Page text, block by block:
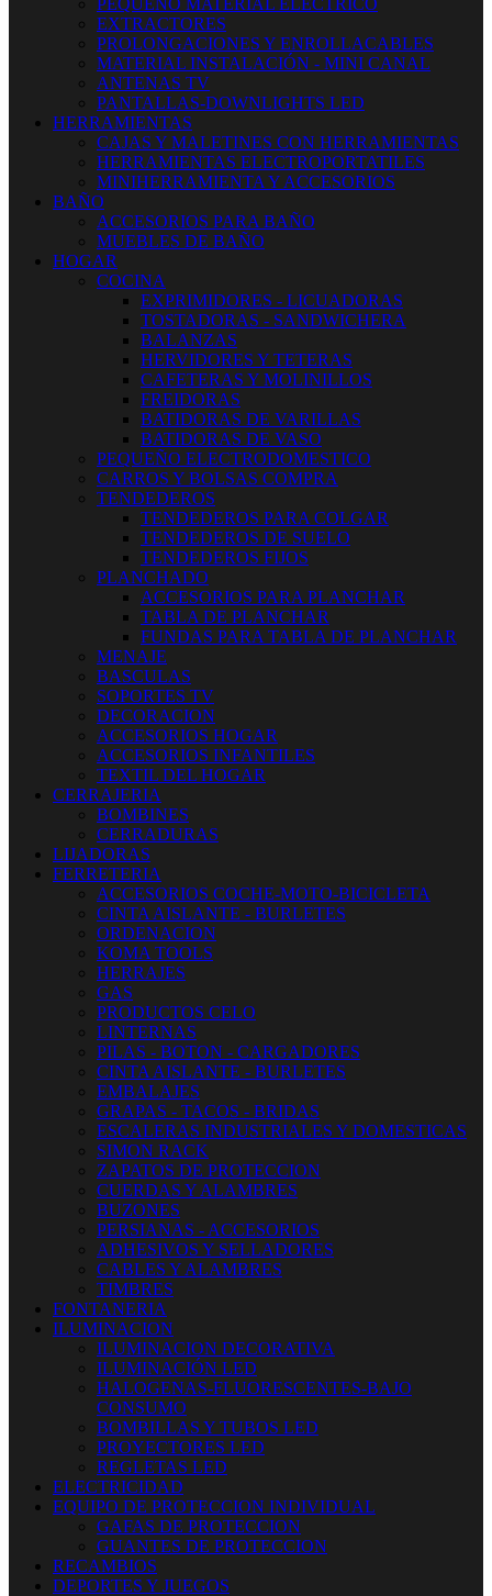
PEQUEÑO MATERIAL ELECTRICO
EXTRACTORES
PROLONGACIONES Y ENROLLACABLES
MATERIAL INSTALACIÓN - MINI CANAL
ANTENAS TV
PANTALLAS-DOWNLIGHTS LED
HERRAMIENTAS
CAJAS Y MALETINES CON HERRAMIENTAS
HERRAMIENTAS ELECTROPORTATILES
MINIHERRAMIENTA Y ACCESORIOS
BAÑO
ACCESORIOS PARA BAÑO
MUEBLES DE BAÑO
HOGAR
COCINA
EXPRIMIDORES - LICUADORAS
TOSTADORAS - SANDWICHERA
BALANZAS
HERVIDORES Y TETERAS
CAFETERAS Y MOLINILLOS
FREIDORAS
BATIDORAS DE VARILLAS
BATIDORAS DE VASO
PEQUEÑO ELECTRODOMESTICO
CARROS Y BOLSAS COMPRA
TENDEDEROS
TENDEDEROS PARA COLGAR
TENDEDEROS DE SUELO
TENDEDEROS FIJOS
PLANCHADO
ACCESORIOS PARA PLANCHAR
TABLA DE PLANCHAR
FUNDAS PARA TABLA DE PLANCHAR
MENAJE
BASCULAS
SOPORTES TV
DECORACION
ACCESORIOS HOGAR
ACCESORIOS INFANTILES
TEXTIL DEL HOGAR
CERRAJERIA
BOMBINES
CERRADURAS
LIJADORAS
FERRETERIA
ACCESORIOS COCHE-MOTO-BICICLETA
CINTA AISLANTE - BURLETES
ORDENACION
KOMA TOOLS
HERRAJES
GAS
PRODUCTOS CELO
LINTERNAS
PILAS - BOTON - CARGADORES
CINTA AISLANTE - BURLETES
EMBALAJES
GRAPAS - TACOS - BRIDAS
ESCALERAS INDUSTRIALES Y DOMESTICAS
SIMON RACK
ZAPATOS DE PROTECCION
CUERDAS Y ALAMBRES
BUZONES
PERSIANAS - ACCESORIOS
ADHESIVOS Y SELLADORES
CABLES Y ALAMBRES
TIMBRES
FONTANERIA
ILUMINACION
ILUMINACION DECORATIVA
ILUMINACIÓN LED
HALOGENAS-FLUORESCENTES-BAJO
CONSUMO
BOMBILLAS Y TUBOS LED
PROYECTORES LED
REGLETAS LED
ELECTRICIDAD
EQUIPO DE PROTECCION INDIVIDUAL
GAFAS DE PROTECCION
GUANTES DE PROTECCION
RECAMBIOS
DEPORTES Y JUEGOS